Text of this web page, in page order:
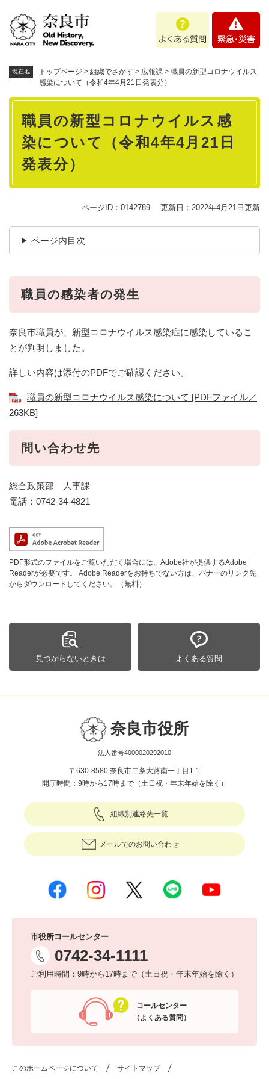
あ
問
・
現在地 トップページ > 組織でさがす > 広報課 > 職員の新型コロナウイルス
感染について（令和4年4月21日発表分）
本
職員の新型コロナウイルス感
染について（令和4年4月21日
発表分）
ページID：0142789 更新日：2022年4月21日更新
ページ内目次
職員の感染者の発生
奈良市職員が、新型コロナウイルス感染症に感染しているこ
とが判明しました。
詳しい内容は添付のPDFでご確認ください。
職員の新型コロナウイルス感染について [PDFファイル／
263KB]
問い合わせ先
総合政策部 人事課
電話：0742-34-4821
PDF形式のファイルをご覧いただく場合には、Adobe社が提供するAdobe
Readerが必要です。
Adobe Readerをお持ちでない方は、バナーのリンク先
からダウンロードしてください。（無料）
見つからないときは よくある質問
奈良市役所
法人番号4000020292010
〒630-8580 奈良市二条大路南一丁目1-1
開庁時間：9時から17時まで（土日祝・年末年始を除く）
組織別連絡先一覧
メールでのお問い合わせ
市役所コールセンター
0742-34-1111
ご利用時間：9時から17時まで（土日祝・年末年始を除く）
コールセンター
（よくある質問）
このホームページについて サイトマップ